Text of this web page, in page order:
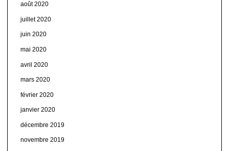
août 2020
juillet 2020
juin 2020
mai 2020
avril 2020
mars 2020
février 2020
janvier 2020
décembre 2019
novembre 2019